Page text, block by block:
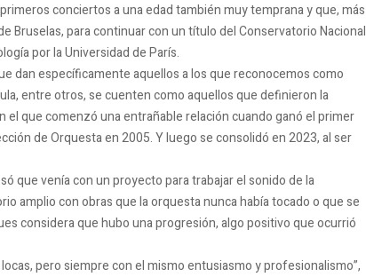
conciertos a una edad también muy temprana y que, más
Bruselas, para continuar con un título del Conservatorio Nacional
por la Universidad de París.
dan específicamente aquellos a los que reconocemos como
entre otros, se cuenten como aquellos que definieron la
el que comenzó una entrañable relación cuando ganó el primer
de Orquesta en 2005. Y luego se consolidó en 2023, al ser
que venía con un proyecto para trabajar el sonido de la
amplio con obras que la orquesta nunca había tocado o que se
considera que hubo una progresión, algo positivo que ocurrió
pero siempre con el mismo entusiasmo y profesionalismo”,